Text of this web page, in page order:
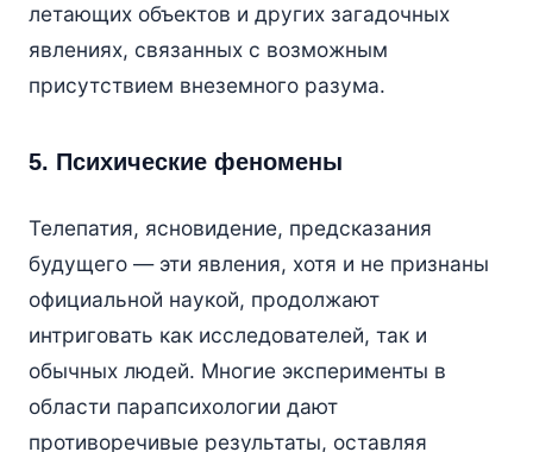
летающих объектов и других загадочных
явлениях, связанных с возможным
присутствием внеземного разума.
5. Психические феномены
Телепатия, ясновидение, предсказания
будущего — эти явления, хотя и не признаны
официальной наукой, продолжают
интриговать как исследователей, так и
обычных людей. Многие эксперименты в
области парапсихологии дают
противоречивые результаты, оставляя